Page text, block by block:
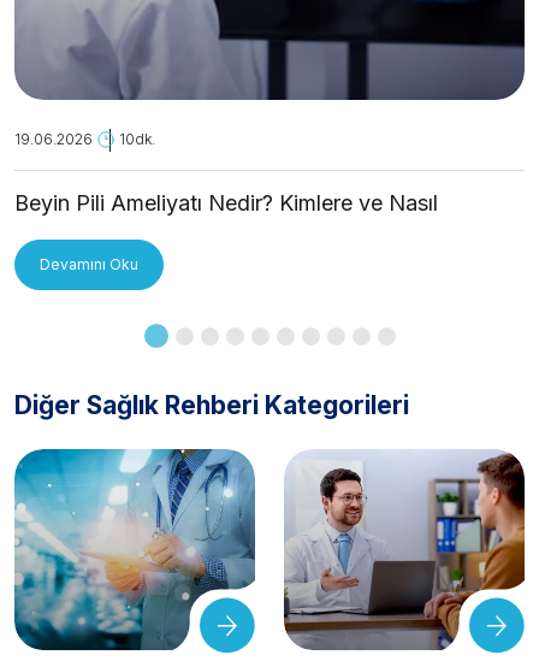
19.06.2026 10dk.
Beyin Pili Ameliyatı Nedir? Kimlere ve Nasıl
Devamını Oku
Diğer Sağlık Rehberi Kategorileri